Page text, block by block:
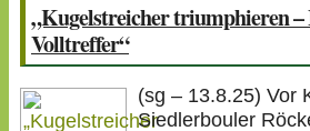
„Kugelstreicher triumphieren –
Volltreffer“
(sg – 13.8.25) Vor
Siedlerbouler